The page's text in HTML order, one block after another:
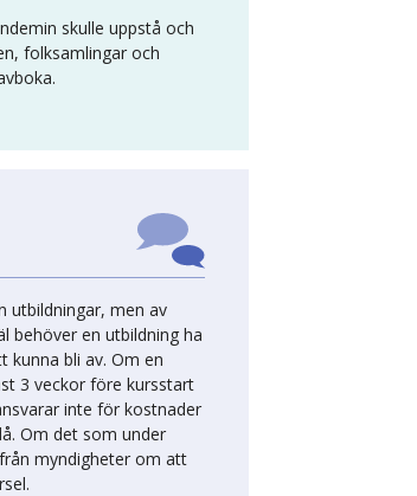
skulle uppstå och
folksamlingar och
utbildningar, men av
behöver en utbildning ha
kunna bli av. Om en
3 veckor före kursstart
inte för kostnader
Om det som under
myndigheter om att